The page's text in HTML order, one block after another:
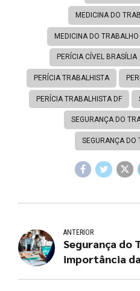
MEDICINA DO
MEDICINA DO TRABALHO
PERÍCIA CÍVEL BRASÍLIA
PERÍCIA TRABALHISTA
PERÍCIA TRABALHISTA DF
SEGURANÇA DO
SEGURANÇA DO
ANTERIOR
Segurança do
importância